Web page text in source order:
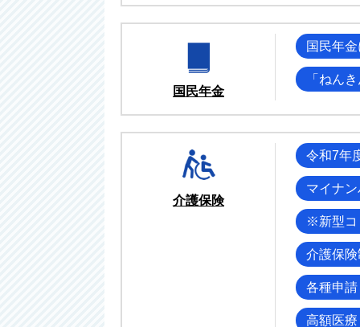
国民年金
国民年
「ねん
介護保険
令和7年
マイナ
※新型コ
介護保
各種申
高額医